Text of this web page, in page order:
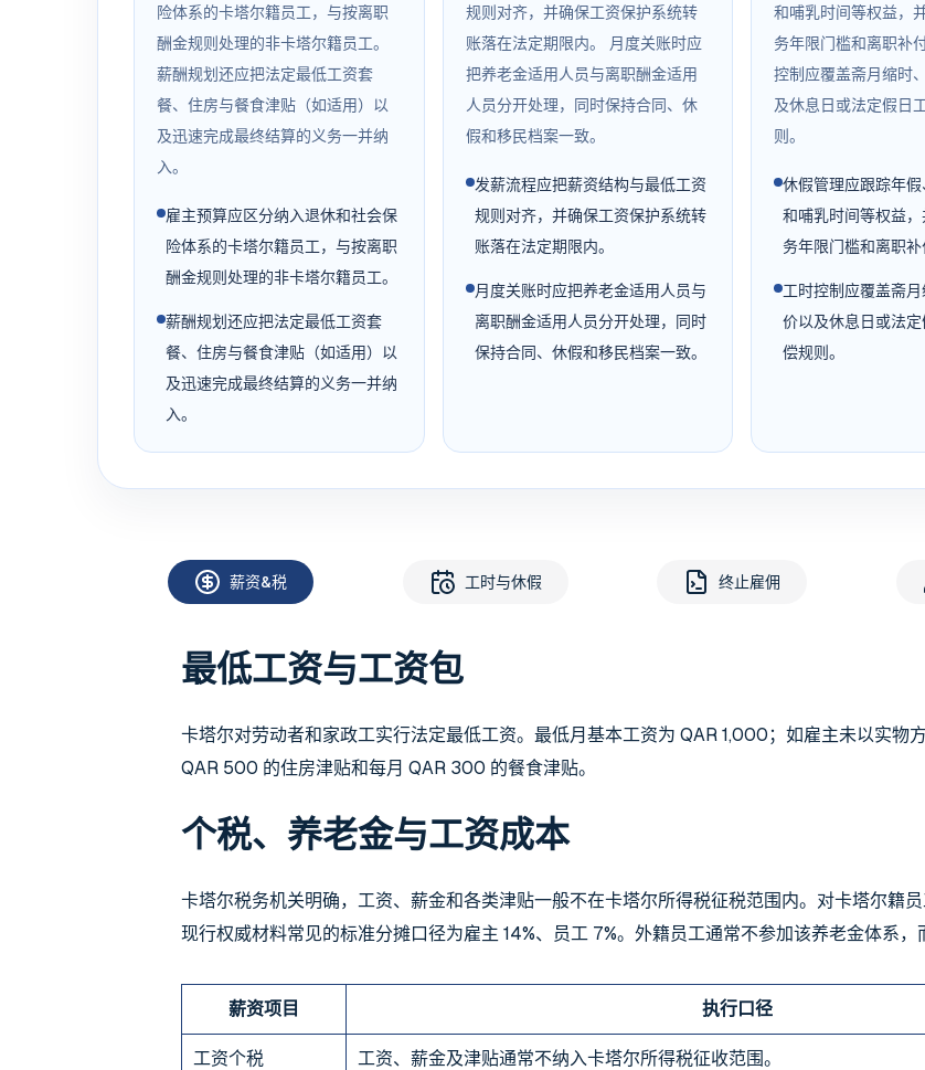
险体系的卡塔尔籍员工，与按离职
酬金规则处理的非卡塔尔籍员工。
薪酬规划还应把法定最低工资套
餐、住房与餐食津贴（如适用）以
及迅速完成最终结算的义务一并纳
入。
雇主预算应区分纳入退休和社会保
险体系的卡塔尔籍员工，与按离职
酬金规则处理的非卡塔尔籍员工。
薪酬规划还应把法定最低工资套
餐、住房与餐食津贴（如适用）以
及迅速完成最终结算的义务一并纳
入。
规则对齐，并确保工资保护系统转
账落在法定期限内。 月度关账时应
把养老金适用人员与离职酬金适用
人员分开处理，同时保持合同、休
假和移民档案一致。
发薪流程应把薪资结构与最低工资
规则对齐，并确保工资保护系统转
账落在法定期限内。
月度关账时应把养老金适用人员与
离职酬金适用人员分开处理，同时
保持合同、休假和移民档案一致。
和哺乳时间等权益，
务年限门槛和离职补
控制应覆盖斋月缩时
及休息日或法定假日
则。
休假管理应跟踪年
和哺乳时间等权益
务年限门槛和离职补
工时控制应覆盖斋
价以及休息日或法
偿规则。
薪资&税 工时与休假 终止雇佣
最低工资与工资包
卡塔尔对劳动者和家政工实行法定最低工资。最低月基本工资为 QAR 1,000；如雇主未以实物
QAR 500 的住房津贴和每月 QAR 300 的餐食津贴。
个税、养老金与工资成本
卡塔尔税务机关明确，工资、薪金和各类津贴一般不在卡塔尔所得税征税范围内。对卡塔尔籍
现行权威材料常见的标准分摊口径为雇主 14%、员工 7%。外籍员工通常不参加该养老金体系，
薪资项目 执行口径
工资个税 工资、薪金及津贴通常不纳入卡塔尔所得税征收范围。